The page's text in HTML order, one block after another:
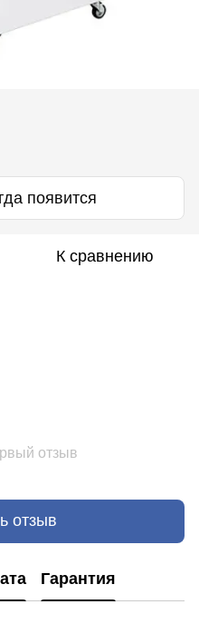
появится
К сравнению
отзыв
отзыв
Гарантия